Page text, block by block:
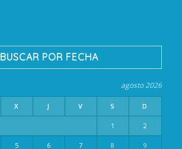
BUSCAR POR FECHA
agosto 2026
X J V S D
1 2
5 6 7 8 9